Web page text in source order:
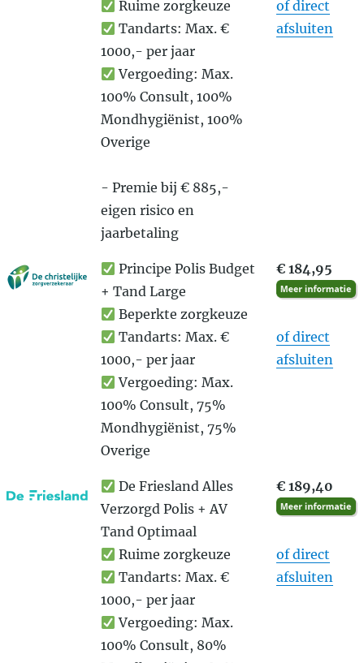
Ruime zorgkeuze
Tandarts: Max. €
1000,- per jaar
Vergoeding: Max.
100% Consult, 100%
Mondhygiënist, 100%
Overige
- Premie bij € 885,-
eigen risico en
jaarbetaling
of direct
afsluiten
Principe Polis Budget
+ Tand Large
Beperkte zorgkeuze
Tandarts: Max. €
1000,- per jaar
Vergoeding: Max.
100% Consult, 75%
Mondhygiënist, 75%
Overige
€ 184,95
of direct
afsluiten
De Friesland Alles
Verzorgd Polis + AV
Tand Optimaal
Ruime zorgkeuze
Tandarts: Max. €
1000,- per jaar
Vergoeding: Max.
100% Consult, 80%
€ 189,40
of direct
afsluiten